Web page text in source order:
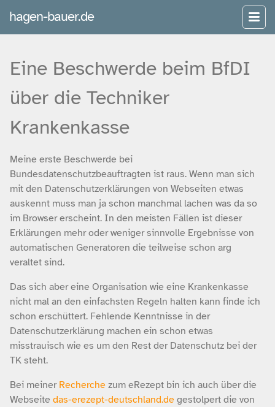
hagen-bauer.de
Eine Beschwerde beim BfDI
über die Techniker
Krankenkasse
Meine erste Beschwerde bei
Bundesdatenschutzbeauftragten ist raus. Wenn man sich
mit den Datenschutzerklärungen von Webseiten etwas
auskennt muss man ja schon manchmal lachen was da so
im Browser erscheint. In den meisten Fällen ist dieser
Erklärungen mehr oder weniger sinnvolle Ergebnisse von
automatischen Generatoren die teilweise schon arg
veraltet sind.
Das sich aber eine Organisation wie eine Krankenkasse
nicht mal an den einfachsten Regeln halten kann finde ich
schon erschüttert. Fehlende Kenntnisse in der
Datenschutzerklärung machen ein schon etwas
misstrauisch wie es um den Rest der Datenschutz bei der
TK steht.
Bei meiner Recherche zum eRezept bin ich auch über die
Webseite das-erezept-deutschland.de gestolpert die von